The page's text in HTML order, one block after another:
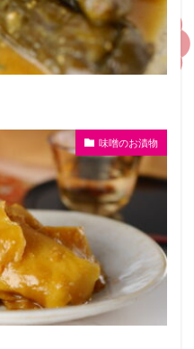
味噌のお漬物